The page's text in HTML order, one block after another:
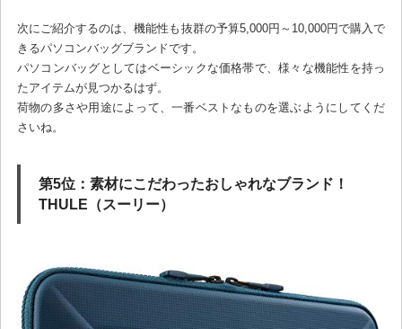
次にご紹介するのは、機能性も抜群の予算5,000円～10,000円で購入で
きるパソコンバッグブランドです。
パソコンバッグとしてはベーシックな価格帯で、様々な機能性を持っ
たアイテムが見つかるはず。
荷物の多さや用途によって、一番ベストなものを選ぶようにしてくだ
さいね。
第5位：素材にこだわったおしゃれなブランド！
THULE（スーリー）